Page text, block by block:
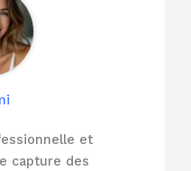
et
capture des